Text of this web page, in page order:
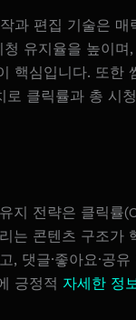
과 편집 기술은 매
유지율을 높이며,
핵심입니다. 또한
클릭률과 총 시
지 전략은 클릭률
는 콘텐츠 구조가
, 댓글·좋아요·공
긍정적 자세한 정